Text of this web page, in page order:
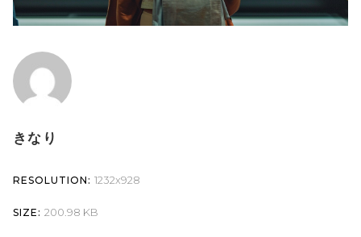
きなり
RESOLUTION: 1232x928
SIZE: 200.98 KB